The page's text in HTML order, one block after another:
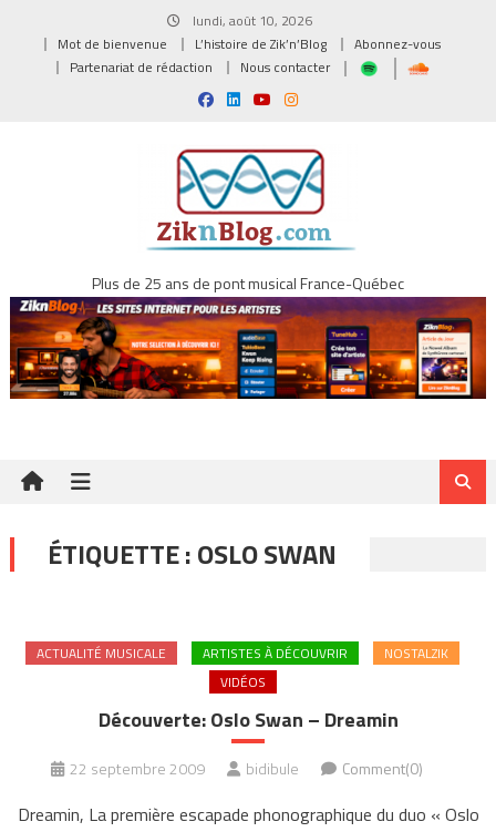
lundi, août 10, 2026
Mot de bienvenue
L’histoire de Zik’n’Blog
Abonnez-vous
Partenariat de rédaction
Nous contacter
Plus de 25 ans de pont musical France-Québec
ÉTIQUETTE :OSLO SWAN
ACTUALITÉ MUSICALE ARTISTES À DÉCOUVRIR
NOSTALZIK
VIDÉOS
Découverte: Oslo Swan – Dreamin
22 septembre 2009 bidibule Comment(0)
Dreamin, La première escapade phonographique du duo « Oslo